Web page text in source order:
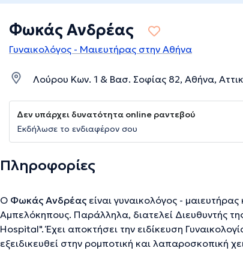
Φωκάς Ανδρέας
Γυναικολόγος - Μαιευτήρας στην Αθήνα
Λούρου Κων. 1 & Βασ. Σοφίας 82, Αθήνα,
Δεν υπάρχει δυνατότητα online ραντεβού
Εκδήλωσε το ενδιαφέρον σου
Πληροφορίες
Ο Φωκάς Ανδρέας είναι γυναικολόγος - μαιευτήρας
Αμπελόκηπους. Παράλληλα, διατελεί Διευθυντής
Hospital". Έχει αποκτήσει την ειδίκευση
εξειδικευθεί στην ρομποτική και λαπαροσκοπική